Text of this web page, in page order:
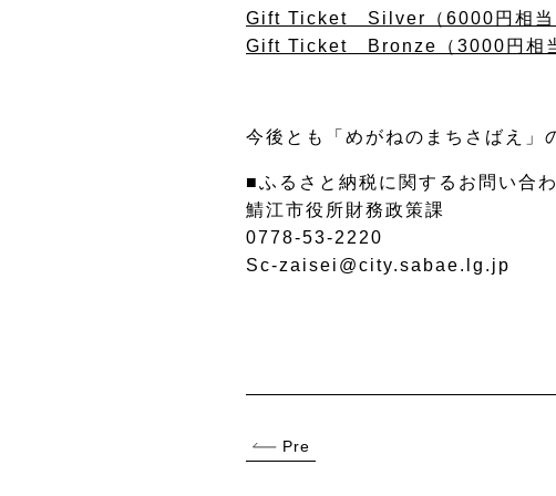
Gift Ticket Silver（6000円相当
Gift Ticket Bronze（3000円相
今後とも「めがねのまちさばえ」
■ふるさと納税に関するお問い合
鯖江市役所財務政策課
0778-53-2220
Sc-zaisei@city.sabae.lg.jp
Pre